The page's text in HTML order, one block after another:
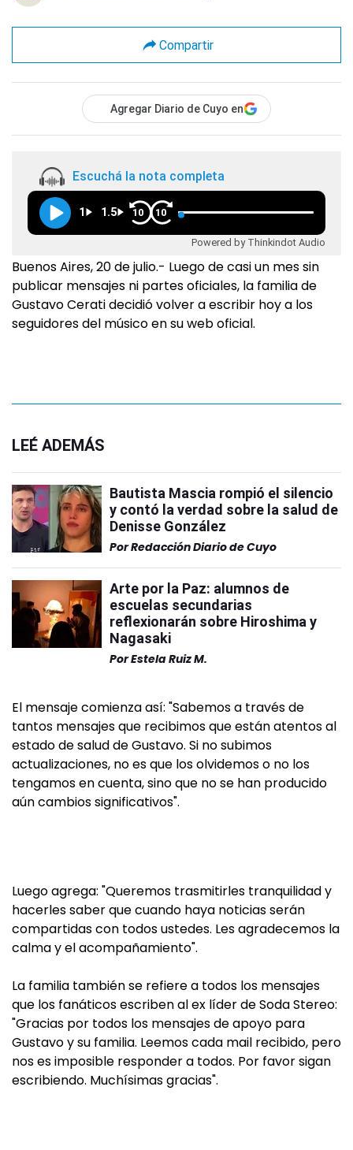
Compartir
Agregar Diario de Cuyo en
Escuchá la nota completa
1 1.5 10 10
Powered by Thinkindot Audio
Buenos Aires, 20 de julio.- Luego de casi un mes sin
publicar mensajes ni partes oficiales, la familia de
Gustavo Cerati decidió volver a escribir hoy a los
seguidores del músico en su web oficial.
LEÉ ADEMÁS
Bautista Mascia rompió el silencio
y contó la verdad sobre la salud de
Denisse González
PorRedacción Diario de Cuyo
Arte por la Paz: alumnos de
escuelas secundarias
reflexionarán sobre Hiroshima y
Nagasaki
PorEstela Ruiz M.
El mensaje comienza así: "Sabemos a través de
tantos mensajes que recibimos que están atentos al
estado de salud de Gustavo. Si no subimos
actualizaciones, no es que los olvidemos o no los
tengamos en cuenta, sino que no se han producido
aún cambios significativos".
Luego agrega: "Queremos trasmitirles tranquilidad y
hacerles saber que cuando haya noticias serán
compartidas con todos ustedes. Les agradecemos la
calma y el acompañamiento".
La familia también se refiere a todos los mensajes
que los fanáticos escriben al ex líder de Soda Stereo:
"Gracias por todos los mensajes de apoyo para
Gustavo y su familia. Leemos cada mail recibido, pero
nos es imposible responder a todos. Por favor sigan
escribiendo. Muchísimas gracias".